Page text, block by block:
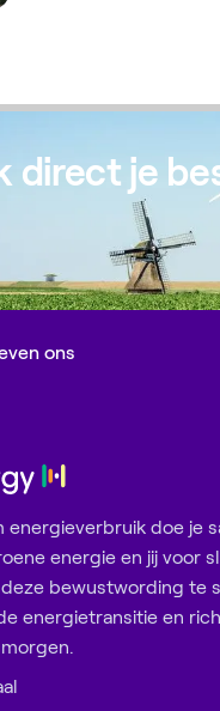
direct je
ons
energieverbruik doe je
energie en jij voor
bewustwording te
energietransitie en